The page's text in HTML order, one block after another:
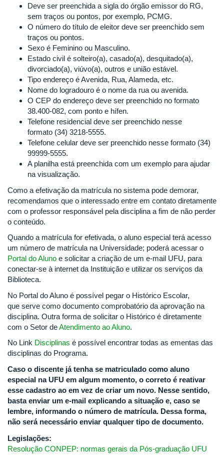
Deve ser preenchida a sigla do órgão emissor do RG,
sem traços ou pontos, por exemplo, PCMG.
O número do título de eleitor deve ser preenchido sem
traços ou pontos.
Sexo é Feminino ou Masculino.
Estado civil é solteiro(a), casado(a), desquitado(a),
divorciado(a), viúvo(a), outros e união estável.
Tipo endereço é Avenida, Rua, Alameda, etc.
Nome do logradouro é o nome da rua ou avenida.
O CEP do endereço deve ser preenchido no formato
38.400-082, com ponto e hífen.
Telefone residencial deve ser preenchido nesse
formato (34) 3218-5555.
Telefone celular deve ser preenchido nesse formato (34)
99999-5555.
A planilha está preenchida com um exemplo para ajudar
na visualização.
Como a efetivação da matrícula no sistema pode demorar,
recomendamos que o interessado entre em contato diretamente
com o professor responsável pela disciplina a fim de não perder
o conteúdo.
Quando a matrícula for efetivada, o aluno especial terá acesso
um número de matrícula na Universidade; poderá acessar o
Portal do Aluno e solicitar a criação de um e-mail UFU, para
conectar-se à internet da Instituição e utilizar os serviços da
Biblioteca.
No Portal do Aluno é possível pegar o Histórico Escolar,
que serve como documento comprobatório da aprovação na
disciplina. Outra forma de solicitar o Histórico é diretamente
com o Setor deAtendimento ao Aluno.
No Link Disciplinas é possível encontrar todas as ementas das
disciplinas do Programa.
Caso o discente já tenha se matriculado como aluno
especial na UFU em algum momento, o correto é reativar
esse cadastro ao em vez de criar um novo. Nesse sentido,
basta enviar um e-mail explicando a situação e, caso se
lembre, informando o número de matrícula. Dessa forma,
não será necessário enviar qualquer tipo de documento.
Legislações:
Resolução CONPEP: normas gerais da Pós-graduação UFU